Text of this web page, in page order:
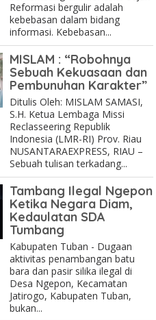
Reformasi bergulir adalah
kebebasan dalam bidang
informasi. Kebebasan...
MISLAM : “Robohnya
Sebuah Kekuasaan dan
Pembunuhan Karakter”
Ditulis Oleh: MISLAM SAMASI,
S.H. Ketua Lembaga Missi
Reclasseering Republik
Indonesia (LMR-RI) Prov. Riau
NUSANTARAEXPRESS, RIAU –
Sebuah tulisan terkadang...
Tambang Ilegal Ngepon
Ketika Negara Diam,
Kedaulatan SDA
Tumbang
Kabupaten Tuban - Dugaan
aktivitas penambangan batu
bara dan pasir silika ilegal di
Desa Ngepon, Kecamatan
Jatirogo, Kabupaten Tuban,
bukan...